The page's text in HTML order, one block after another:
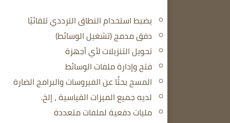
يضبط استخدام النطاق الترددي تلقائيًا
دفق مدمج (تشغيل الوسائط)
تحويل التنزيلات لأي أجهزة
فتح وإدارة ملفات الوسائط
المسح بحثًا عن الفيروسات والبرامج الضارة
لديه جميع الميزات القياسية ، إلخ.
مليات دفعية لملفات متعددة